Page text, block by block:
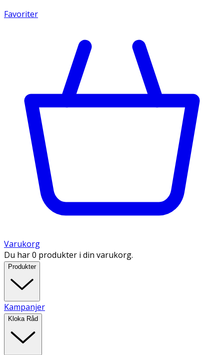
Favoriter
Varukorg
Du har 0 produkter i din varukorg.
Produkter
Kampanjer
Kloka Råd